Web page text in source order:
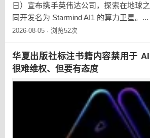
日）宣布携手英伟达公司，探索在地球
同开发名为 Starmind AI1 的算力卫星。...
2026-08-05 · 浏览52次
华夏出版社标注书籍内容禁用于
很难维权、但要有态度